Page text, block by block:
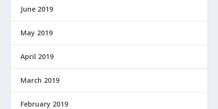
June 2019
May 2019
April 2019
March 2019
February 2019